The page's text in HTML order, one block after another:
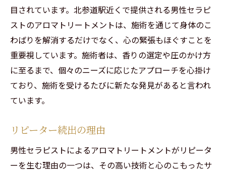
目されています。北参道駅近くで提供される男性セラピ
ストのアロマトリートメントは、施術を通じて身体のこ
わばりを解消するだけでなく、心の緊張もほぐすことを
重要視しています。施術者は、香りの選定や圧のかけ方
に至るまで、個々のニーズに応じたアプローチを心掛け
ており、施術を受けるたびに新たな発見があると言われ
ています。
リピーター続出の理由
男性セラピストによるアロマトリートメントがリピータ
ーを生む理由の一つは、その高い技術と心のこもったサ